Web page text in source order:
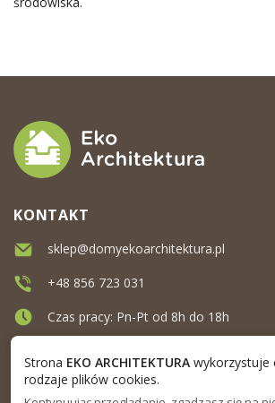
KONTAKT
sklep@domyekoarchitektura.pl
+48 856 723 031
Czas pracy: Pn-Pt od 8h do 18h
Strona EKO ARCHITEKTURAwykorzystuje
rodzaje plików cookies.